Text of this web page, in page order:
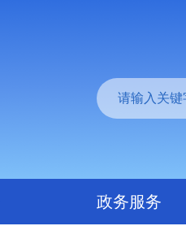
政务服务